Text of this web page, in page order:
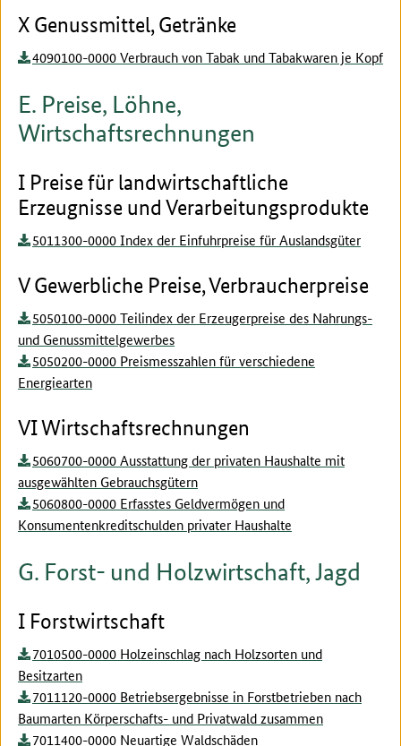
X Genussmittel, Getränke
4090100-0000 Verbrauch von Tabak und Tabakwaren je Kopf
E. Preise, Löhne,
Wirtschaftsrechnungen
I Preise für landwirtschaftliche
Erzeugnisse und Verarbeitungsprodukte
5011300-0000 Index der Einfuhrpreise für Auslandsgüter
V Gewerbliche Preise, Verbraucherpreise
5050100-0000 Teilindex der Erzeugerpreise des Nahrungs-
und Genussmittelgewerbes
5050200-0000 Preismesszahlen für verschiedene
Energiearten
VI Wirtschaftsrechnungen
5060700-0000 Ausstattung der privaten Haushalte mit
ausgewählten Gebrauchsgütern
5060800-0000 Erfasstes Geldvermögen und
Konsumentenkreditschulden privater Haushalte
G. Forst- und Holzwirtschaft, Jagd
I Forstwirtschaft
7010500-0000 Holzeinschlag nach Holzsorten und
Besitzarten
7011120-0000 Betriebsergebnisse in Forstbetrieben nach
Baumarten Körperschafts- und Privatwald zusammen
7011400-0000 Neuartige Waldschäden